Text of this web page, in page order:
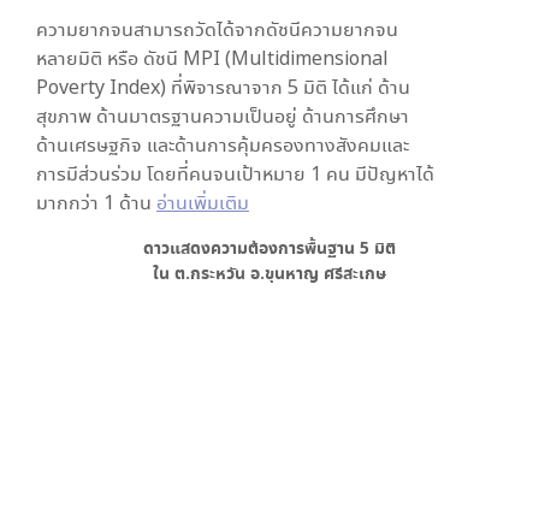
ความยากจนสามารถวัดได้จากดัชนีความยากจน
หลายมิติ หรือ ดัชนี MPI (Multidimensional
Poverty Index) ที่พิจารณาจาก 5 มิติ ได้แก่ ด้าน
สุขภาพ ด้านมาตรฐานความเป็นอยู่ ด้านการศึกษา
ด้านเศรษฐกิจ และด้านการคุ้มครองทางสังคมและ
การมีส่วนร่วม โดยที่คนจนเป้าหมาย 1 คน มีปัญหาได้
มากกว่า 1 ด้าน อ่านเพิ่มเติม
ดาวแสดงความต้องการพื้นฐาน 5 มิติ
ใน ต.กระหวัน อ.ขุนหาญ ศรีสะเกษ